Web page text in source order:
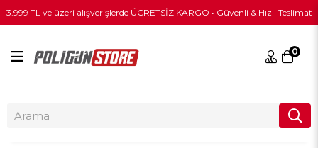
3.999 TL ve üzeri alışverişlerde ÜCRETSİZ KARGO • Güvenli & Hızlı Teslimat
0